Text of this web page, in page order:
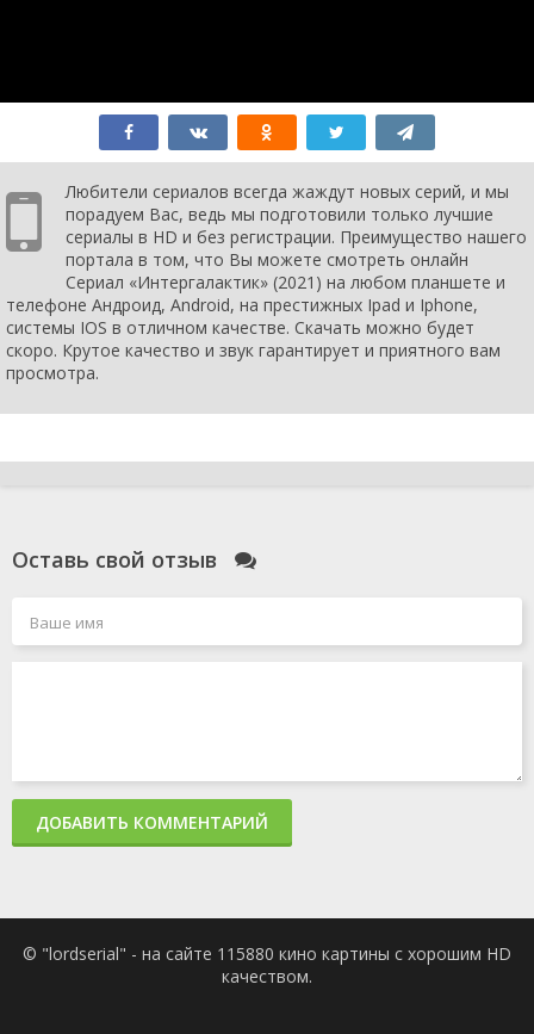
Любители сериалов всегда жаждут новых серий, и мы
порадуем Вас, ведь мы подготовили только лучшие
сериалы в HD и без регистрации. Преимущество нашего
портала в том, что Вы можете смотреть онлайн
Сериал «Интергалактик» (2021) на любом планшете и
телефоне Андроид, Android, на престижных Ipad и Iphone,
системы IOS в отличном качестве. Скачать можно будет
скоро. Крутое качество и звук гарантирует и приятного вам
просмотра.
Оставь свой отзыв
ДОБАВИТЬ КОММЕНТАРИЙ
© "lordserial" - на сайте 115880 кино картины с хорошим HD
качеством.